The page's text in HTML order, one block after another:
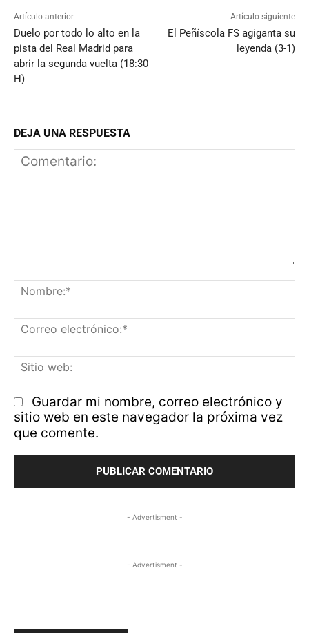
Artículo anterior
Duelo por todo lo alto en la
pista del Real Madrid para
abrir la segunda vuelta (18:30
H)
Artículo siguiente
El Peñíscola FS agiganta su
leyenda (3-1)
DEJA UNA RESPUESTA
Guardar mi nombre, correo electrónico y
sitio web en este navegador la próxima vez
que comente.
- Advertisment -
- Advertisment -